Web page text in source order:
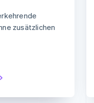
zusätzlichen